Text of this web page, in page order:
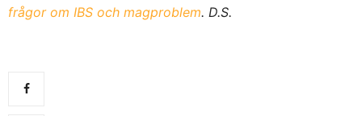
frågor om IBS och magproblem. D.S.